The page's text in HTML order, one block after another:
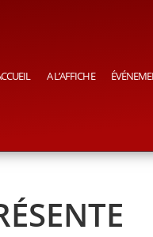
A L’AFFICHE